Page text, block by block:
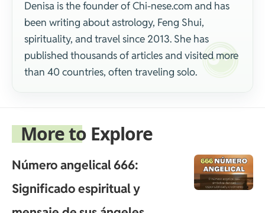
Denisa is the founder of Chi-nese.com and has
been writing about astrology, Feng Shui,
spirituality, and travel since 2013. She has
published thousands of articles and visited more
than 40 countries, often traveling solo.
More to Explore
Número angelical 666:
Significado espiritual y